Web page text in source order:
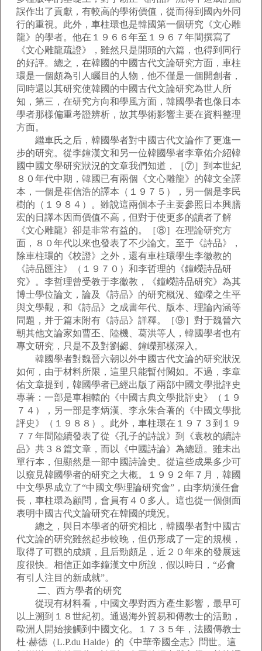
誤作出了貢獻，有較高的學術價值，從而得到國內外同
行的重視。此外，車柱環也是韓國第一個研究《文心雕
龍》的學者。他在１９６６年至１９６７年間撰寫了
《文心雕龍疏證》，雖然只是開頭的六篇，也得到同行
的好評。總之，在韓國的中國古代文論研究方面，車柱
環是一個頗為引人矚目的人物，他不僅是一個開創者，
同時還以其研究使韓國的中國古代文論研究為世人所
知，第三，在研究方向和學風方面，韓國學者也像日本
學者那樣偏重考證辨析，故其學術影響主要在資料整理
方面。
繼車氏之后，韓國學者對中國古代文論作了更進一
步的研究。從李鐘漢文和另一位韓國學者李章佑介紹韓
國中國文學研究狀況的文章我們知道，［⑦］到本世紀
８０年代中期，韓國已有兩個《文心雕龍》的韓文全譯
本，一個是崔信浩的譯本（１９７５），另一個是李民
樹的（１９８４）。雖說這兩個本子主要參照日本興膳
宏的日譯本因而價值不高，但對于使更多的讀者了解
《文心雕龍》卻是非常有益的。［⑧］在理論研究方
面，８０年代以來也發表了不少論文。至于《詩品》，
除車柱環的《校證》之外，還有車柱環學生李徽教的
《詩品匯注》（１９７０）和李哲理的《鐘嶸詩品研
究》。李哲理曾受教于李徽教，《鐘嶸詩品研究》為其
博士學位論文，論及《詩品》的研究概況、鐘嶸之生平
與文學觀，和《詩品》之成書年代、版本、理論內涵等
問題，并于篇末附有《詩品》詳釋。［⑨］對于魏晉六
朝其他文論家如曹丕、陸機、葛洪等人，韓國學者也有
專文研究，只是不及對劉勰、鐘嶸那樣深入。
韓國學者對魏晉六朝以外中國古代文論的研究狀況
如何，由于材料所限，這里只能暫付闕如。不過，李章
佑文章提到，韓國學者已經出版了兩部中國文學批評史
專著：一部是車相轅的《中國古典文學批評史》（１９
７４），另一部是李炳漢、李永朱合著的《中國文學批
評史》（１９８８）。此外，車柱環在１９７３到１９
７７年間陸續發表了從《孔子的詩說》到《袁枚的續詩
品》共３８篇文章，而以《中國詩論》為總題。雖未出
單行本，但顯然是一部中國詩論史。從這些成果多少可
以窺見韓國學者的研究之大概。１９９２年７月，韓國
中文學界成立了“中國文學理論研究會”，由李炳漢任會
長，車柱環為顧問，會員有４０多人。這也從一個側面
表明中國古代文論研究在韓國的境況。
總之，與日本學者的研究相比，韓國學者對中國古
代文論的研究雖然起步較晚，但仍形成了一定的規模，
取得了可觀的成績，且后勁頗足，近２０年來的發展速
度很快。相信正如李鐘漢文中所說，假以時日，“必會
有引人注目的新成就”。
二、西方學者的研究
從現有材料看，中國文學對西方產生影響，最早可
以上溯到１８世紀初。通過海外貿易和傳教士的活動，
歐洲人開始接觸到中國文化。１７３５年，法國傳教士
杜·赫德（L.P.du Halde）的《中華帝國全志》問世。這